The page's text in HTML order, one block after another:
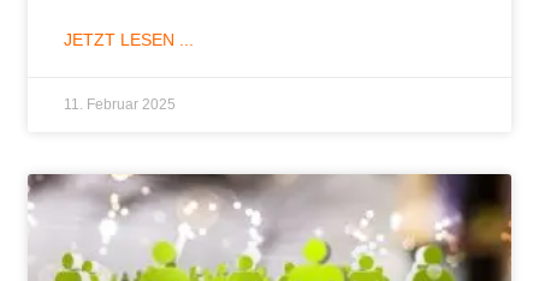
JETZT LESEN ...
11. Februar 2025